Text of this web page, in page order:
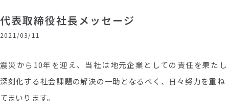
代表取締役社長メッセージ
2021/03/11
震災から 10年を迎え、当社は地元企業としての責任を果たし
深刻化する社会課題の解決の一助となるべく、日々努力を重ね
てまいります。